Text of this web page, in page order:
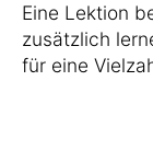
Eine Lektion
zusätzlich
für eine